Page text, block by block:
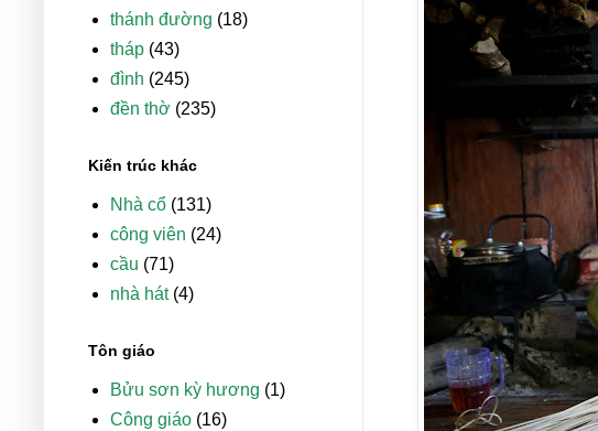
thánh đường (18)
tháp (43)
đình (245)
đền thờ (235)
Kiến trúc khác
Nhà cổ (131)
công viên (24)
cầu (71)
nhà hát (4)
Tôn giáo
Bửu sơn kỳ hương (1)
Công giáo (16)